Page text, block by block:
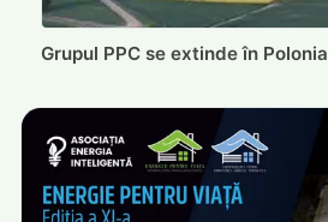
Grupul PPC se extinde în Polonia